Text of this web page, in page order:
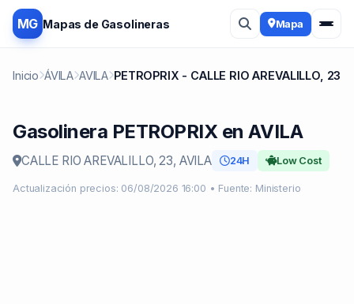
MG Mapas de Gasolineras Mapa
Inicio ÁVILA AVILA PETROPRIX - CALLE RIO AREVALILLO, 23
Gasolinera PETROPRIX en AVILA
CALLE RIO AREVALILLO, 23, AVILA 24H Low Cost
Actualización precios: 06/08/2026 16:00 • Fuente: Ministerio